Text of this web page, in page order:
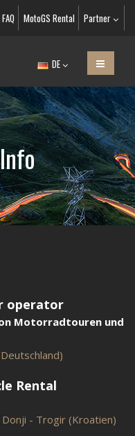
FAQ MotoGS Rental Partner
DE
operator
Motorradtouren und
Rental
- Trogir (Kroatien)